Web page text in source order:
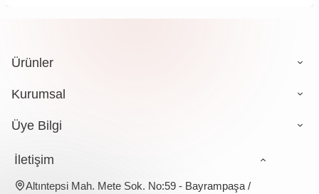
Ürünler
Kurumsal
Üye Bilgi
İletişim
Altıntepsi Mah. Mete Sok. No:59 - Bayrampaşa /